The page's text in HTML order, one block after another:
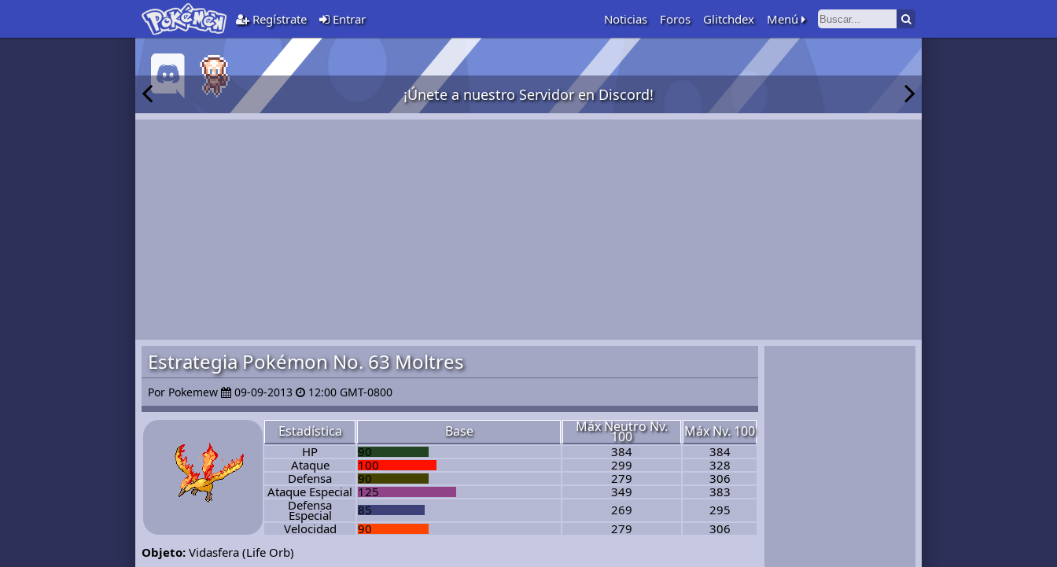
Regístrate Entrar Noticias Foros Glitchdex Menú
¡Únete a nuestro Servidor en Discord!
Estrategia Pokémon No. 63 Moltres
Por Pokemew 09-09-2013 12:00 GMT-0800
Estadística Base Máx Neutro Nv.
100 Máx Nv. 100
HP 90 384
384
Ataque
100 299
328
Defensa
90 279
306
Ataque Especial 125 349
383
Defensa
Especial 85 269
295
Velocidad
90 279
306
Objeto: Vidasfera (Life Orb)